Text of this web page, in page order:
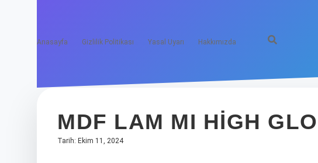
Anasayfa Gizlilik Politikası Yasal Uyarı Hakkımızda
MDF LAM MI HIGH
Tarih: Ekim 11, 2024